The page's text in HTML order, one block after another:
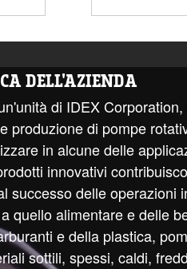
DELL'AZIENDA
di IDEX
produzione di pompe
in alcune delle
innovativi
successo delle operazioni
quello alimentare e delle
e della plastica,
sottili, spessi, caldi,